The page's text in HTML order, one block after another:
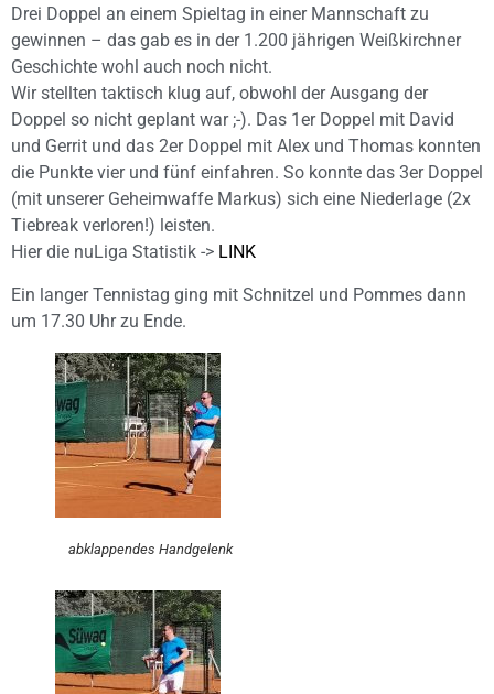
Drei Doppel an einem Spieltag in einer Mannschaft zu
gewinnen – das gab es in der 1.200 jährigen Weißkirchner
Geschichte wohl auch noch nicht.
Wir stellten taktisch klug auf, obwohl der Ausgang der
Doppel so nicht geplant war ;-). Das 1er Doppel mit David
und Gerrit und das 2er Doppel mit Alex und Thomas konnten
die Punkte vier und fünf einfahren. So konnte das 3er Doppel
(mit unserer Geheimwaffe Markus) sich eine Niederlage (2x
Tiebreak verloren!) leisten.
Hier die nuLiga Statistik -> LINK
Ein langer Tennistag ging mit Schnitzel und Pommes dann
um 17.30 Uhr zu Ende.
abklappendes Handgelenk